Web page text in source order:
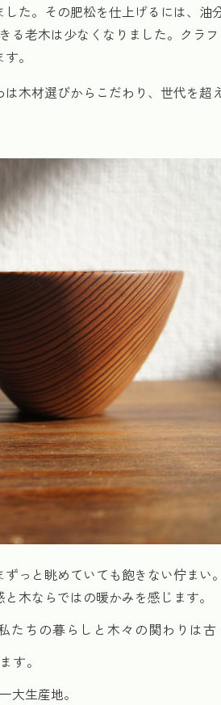
た。その肥松を仕上げるには、油
る老木は少なくなりました。クラ
。
木材選びからこだわり、世代を超
っと眺めていても飽きない佇まい。
木ならではの暖かみを感じます。
たちの暮らしと木々の関わりは
す。
大生産地。